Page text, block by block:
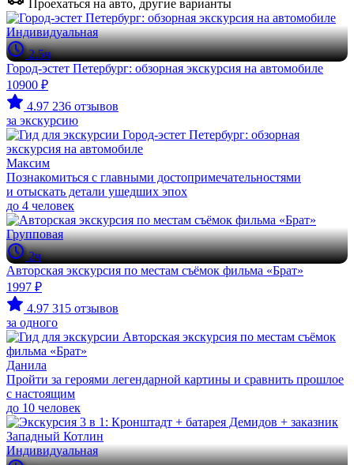
Проехаться на авто, другие варианты
Индивидуальная
2.5ч
Город-эстет Петербург: обзорная экскурсия на автомобиле
10900 ₽
4.97 236 отзывов
за экскурсию
Максим
Познакомиться с главными достопримечательностями
и отыскать детали ушедших эпох
до 4 человек
Групповая
2ч
Авторская экскурсия по местам съёмок фильма «Брат»
1997 ₽
4.97 315 отзывов
за одного
Данила
Пройти за героями легендарной картины и сравнить прошлое
с настоящим
до 10 человек
Индивидуальная